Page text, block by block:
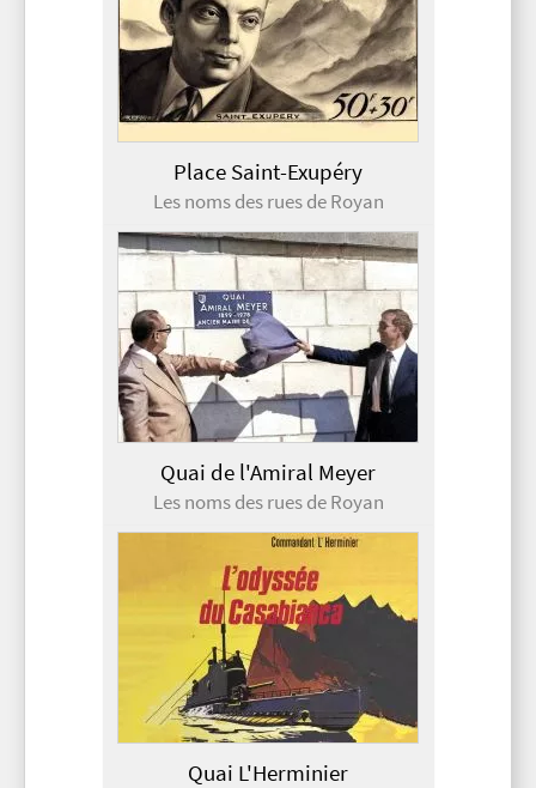
Place Saint-Exupéry
Les noms des rues de Royan
Quai de l'Amiral Meyer
Les noms des rues de Royan
Quai L'Herminier